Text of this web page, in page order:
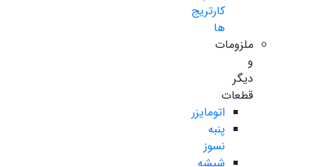
کارتریج
ها
ملزومات
و
دیگر
قطعات
اتومایزر
پنبه
نسوز
شیشه